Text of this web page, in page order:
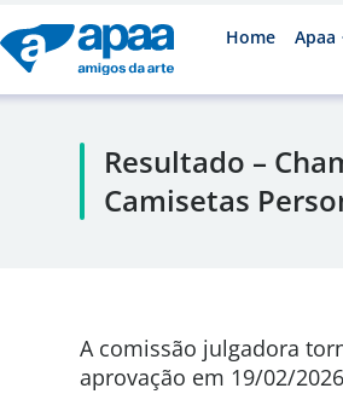
Home Apaa
Resultado –
Camisetas
A comissão julgadora
aprovação em 19/02/2026